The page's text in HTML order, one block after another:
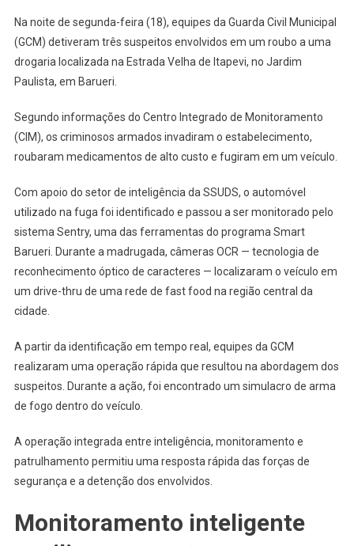
Na noite de segunda-feira (18), equipes da Guarda Civil Municipal
(GCM) detiveram três suspeitos envolvidos em um roubo a uma
drogaria localizada na Estrada Velha de Itapevi, no Jardim
Paulista, em Barueri.
Segundo informações do Centro Integrado de Monitoramento
(CIM), os criminosos armados invadiram o estabelecimento,
roubaram medicamentos de alto custo e fugiram em um veículo.
Com apoio do setor de inteligência da SSUDS, o automóvel
utilizado na fuga foi identificado e passou a ser monitorado pelo
sistema Sentry, uma das ferramentas do programa Smart
Barueri. Durante a madrugada, câmeras OCR — tecnologia de
reconhecimento óptico de caracteres — localizaram o veículo em
um drive-thru de uma rede de fast food na região central da
cidade.
A partir da identificação em tempo real, equipes da GCM
realizaram uma operação rápida que resultou na abordagem dos
suspeitos. Durante a ação, foi encontrado um simulacro de arma
de fogo dentro do veículo.
A operação integrada entre inteligência, monitoramento e
patrulhamento permitiu uma resposta rápida das forças de
segurança e a detenção dos envolvidos.
Monitoramento inteligente